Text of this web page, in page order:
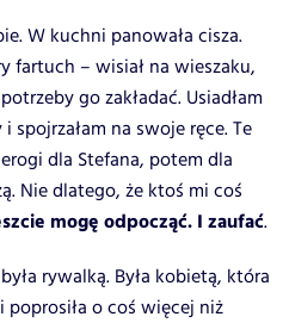
W kuchni panowała cisza.
fartuch – wisiał na wieszaku,
go zakładać. Usiadłam
spojrzałam na swoje ręce. Te
dla Stefana, potem dla
Nie dlatego, że ktoś mi coś
mogę odpocząć. I zaufać.
rywalką. Była kobietą, która
poprosiła o coś więcej niż